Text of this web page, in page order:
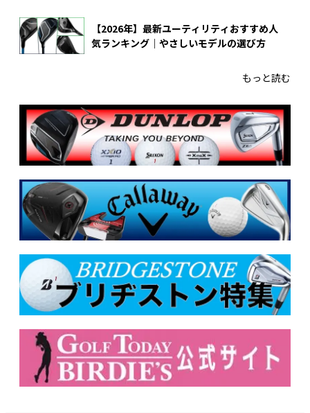
【2026年】最新ユーティリティおすすめ人
気ランキング｜やさしいモデルの選び方
もっと読む